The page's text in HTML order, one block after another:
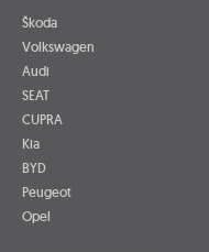
Škoda
Volkswagen
Audi
SEAT
CUPRA
Kia
BYD
Peugeot
Opel